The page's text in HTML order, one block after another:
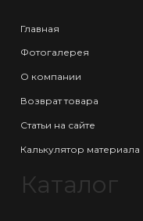
Главная
Фотогалерея
О компании
Возврат товара
Статьи на сайте
Калькулятор материала
Каталог